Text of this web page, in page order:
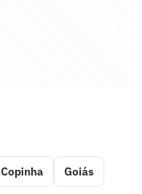
Copinha Goiás